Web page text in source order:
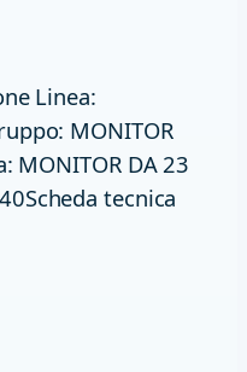
Linea:
MONITOR
MONITOR DA 23
tecnica